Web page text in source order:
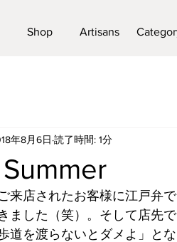
Shop Artisans
年8月6日 読了時間: 1分
来店されたお客様に江戸弁
ました（笑）。そして店先
道を渡らないとダメよ」と